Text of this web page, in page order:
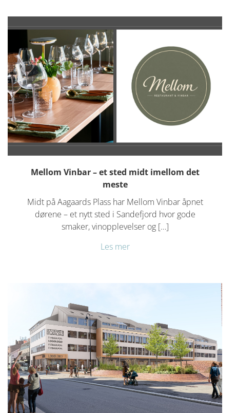
Mellom Vinbar – et sted midt imellom det
meste
Midt på Aagaards Plass har Mellom Vinbar åpnet
dørene – et nytt sted i Sandefjord hvor gode
smaker, vinopplevelser og […]
Les mer